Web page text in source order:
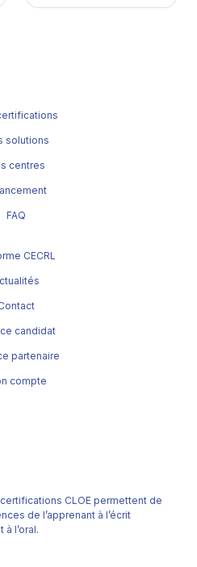
CLOE permettent de
de l’apprenant à l’écrit
à l’oral.
solutions
centres
FAQ
CECRL
candidat
partenaire
compte